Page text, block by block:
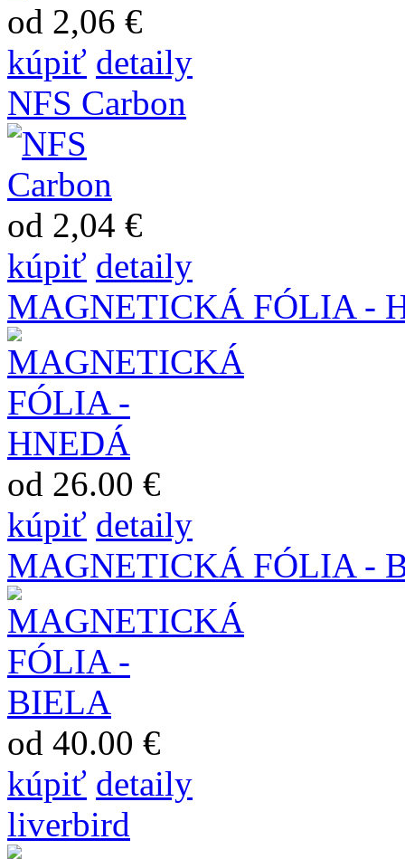
od 2,06 €
kúpiť detaily
NFS Carbon
od 2,04 €
kúpiť detaily
MAGNETICKÁ FÓLIA -
od 26.00 €
kúpiť detaily
MAGNETICKÁ FÓLIA -
od 40.00 €
kúpiť detaily
liverbird